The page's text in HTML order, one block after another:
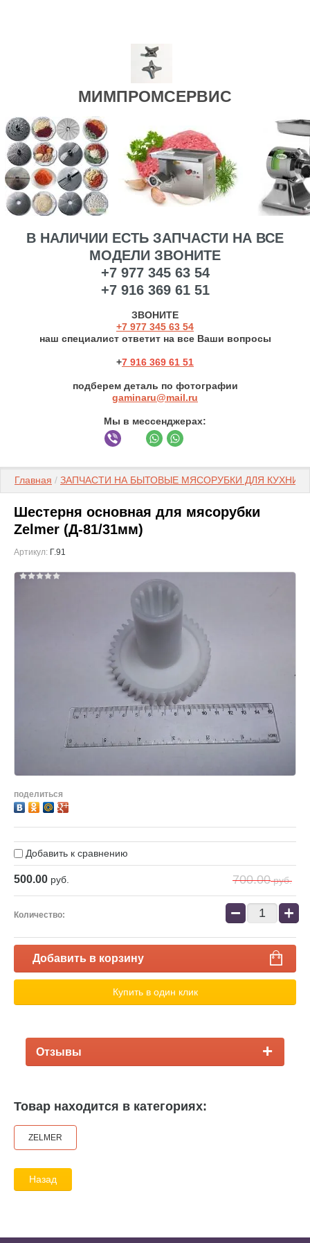
МИМПРОМСЕРВИС
В НАЛИЧИИ ЕСТЬ ЗАПЧАСТИ НА ВСЕ
МОДЕЛИ ЗВОНИТЕ
+7 977 345 63 54
+7 916 369 61 51
ЗВОНИТЕ
+7 977 345 63 54
наш специалист ответит на все Ваши вопросы
+7 916 369 61 51
подберем деталь по фотографии
gaminaru@mail.ru
Мы в мессенджерах:
Главная / ЗАПЧАСТИ НА БЫТОВЫЕ МЯСОРУБКИ ДЛЯ КУХНИ
Шестерня основная для мясорубки
Zelmer (Д-81/31мм)
Артикул: Г.91
поделиться
Добавить к сравнению
500.00 руб. 700.00руб.
Количество: − +
Добавить в корзину
Купить в один клик
Отзывы
Товар находится в категориях:
ZELMER
Назад